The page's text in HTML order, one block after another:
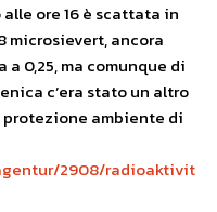
ore 16 è scattata in
microsievert, ancora
0,25, ma comunque di
c’era stato un altro
protezione ambiente di
2908/radioaktivit